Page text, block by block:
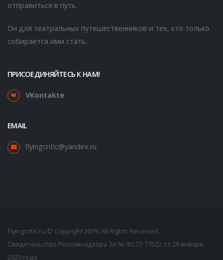
отправиться в путь.
Он для театральных путешественников и тех, кто только
собирается ими стать.
ПРИСОЕДИНЯЙТЕСЬ К НАМ!
VKontakte
EMAIL
flyingcritic@yandex.ru
Flyingcritic.ru © Copyright 2019. All Rights Reserved.
Свидетельство Роскомнадзора Эл № ФС77-77522 от 29 января
2020 года.